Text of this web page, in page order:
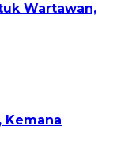
Wartawan,
Kemana